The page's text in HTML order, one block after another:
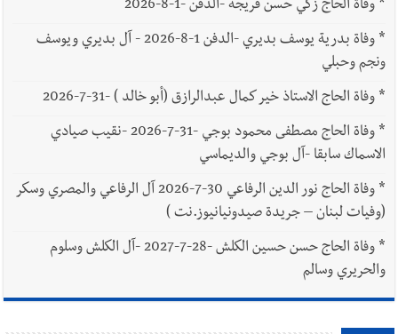
*وفاة الحاج زكي حسن فريجة -الدفن -1-8-2026
*
وفاة بدرية يوسف بديري -الدفن 1-8-2026 - آل بديري ويوسف
ونجم وحبلي
*وفاة الحاج الاستاذ خير كمال عبدالرازق (أبو خالد ) -31-7-2026
*
وفاة الحاج مصطفى محمود بوجي -31-7-2026 -نقيب صيادي
الاسماك سابقا -آل بوجي والديماسي
*
وفاة الحاج نور الدين الرفاعي 30-7-2026 آل الرفاعي والمصري وسكر
(وفيات لبنان – جريدة صيدونيانيوز.نت )
*
وفاة الحاج حسن حسين الكلش -28-7-2027 -آل الكلش وسلوم
والحريري وسالم